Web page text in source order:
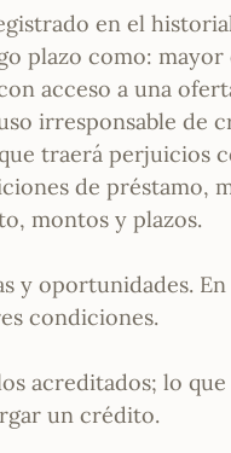
en el
plazo como:
acceso a una
irresponsable de
traerá perjuicios
de préstamo,
montos y plazos.
y oportunidades.
condiciones.
acreditados; lo
un crédito.